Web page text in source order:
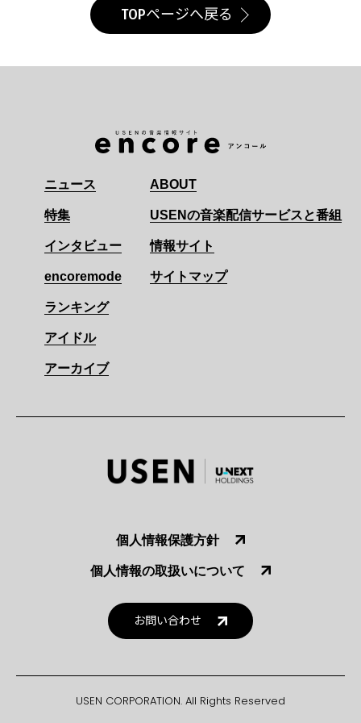
TOPページへ戻る
ニュース
特集
インタビュー
encoremode
ランキング
アイドル
アーカイブ
ABOUT
USENの音楽配信サービスと番組
情報サイト
サイトマップ
個人情報保護方針
個人情報の取扱いについて
お問い合わせ
USEN CORPORATION. All Rights Reserved